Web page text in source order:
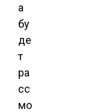
а
бу
де
т
ра
сс
мо